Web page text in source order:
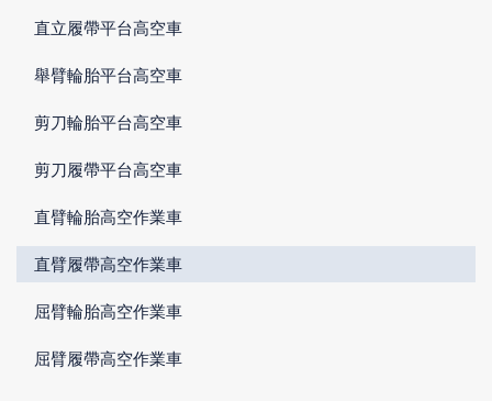
直立履帶平台高空車
舉臂輪胎平台高空車
剪刀輪胎平台高空車
剪刀履帶平台高空車
直臂輪胎高空作業車
直臂履帶高空作業車
屈臂輪胎高空作業車
屈臂履帶高空作業車